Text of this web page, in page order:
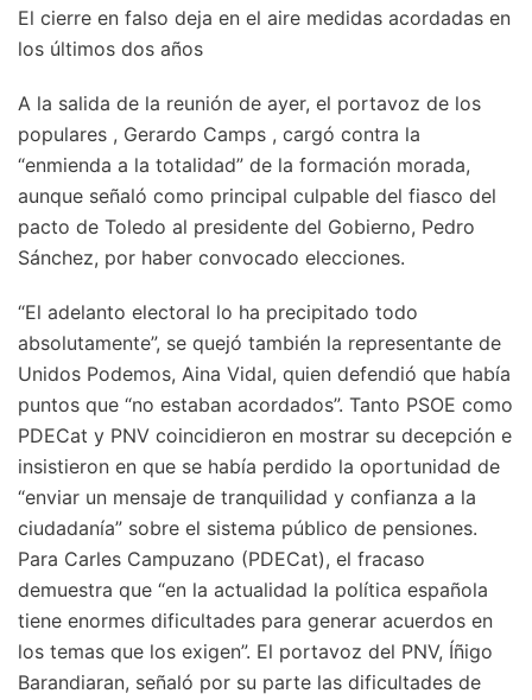
El cierre en falso deja en el aire medidas acordadas en
los últimos dos años
A la salida de la reunión de ayer, el portavoz de los
populares , Gerardo Camps , cargó contra la
“enmienda a la totalidad” de la formación morada,
aunque señaló como principal culpable del fiasco del
pacto de Toledo al presidente del Gobierno, Pedro
Sánchez, por haber convocado elecciones.
“El adelanto electoral lo ha precipitado todo
absolutamente”, se quejó también la representante de
Unidos Podemos, Aina Vidal, quien defendió que había
puntos que “no estaban acordados”. Tanto PSOE como
PDECat y PNV coincidieron en mostrar su decepción e
insistieron en que se había perdido la oportunidad de
“enviar un mensaje de tranquilidad y confianza a la
ciudadanía” sobre el sistema público de pensiones.
Para Carles Campuzano (PDECat), el fracaso
demuestra que “en la actualidad la política española
tiene enormes dificultades para generar acuerdos en
los temas que los exigen”. El portavoz del PNV, Íñigo
Barandiaran, señaló por su parte las dificultades de